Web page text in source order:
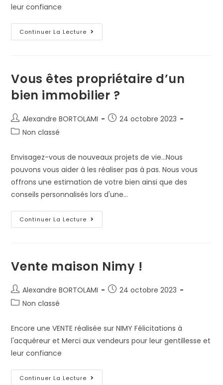
leur confiance
Continuer La Lecture
Vous êtes propriétaire d’un
bien immobilier ?
Alexandre BORTOLAMI
24 octobre 2023
Non classé
Envisagez-vous de nouveaux projets de vie...Nous
pouvons vous aider à les réaliser pas à pas. Nous vous
offrons une estimation de votre bien ainsi que des
conseils personnalisés lors d'une…
Continuer La Lecture
Vente maison Nimy !
Alexandre BORTOLAMI
24 octobre 2023
Non classé
Encore une VENTE réalisée sur NIMY Félicitations à
l'acquéreur et Merci aux vendeurs pour leur gentillesse et
leur confiance
Continuer La Lecture